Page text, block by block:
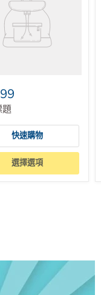
題
快速購物
選擇選項